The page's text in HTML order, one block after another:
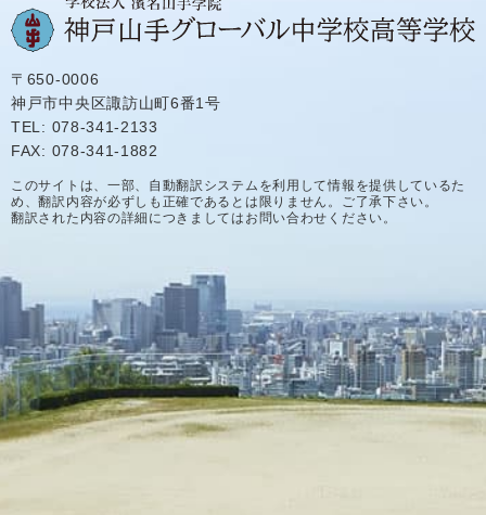
〒650-0006
神戸市中央区諏訪山町6番1号
TEL: 078-341-2133
FAX: 078-341-1882
このサイトは、一部、自動翻訳システムを利用して情報を提供しているた
め、翻訳内容が必ずしも正確であるとは限りません。ご了承下さい。
翻訳された内容の詳細につきましてはお問い合わせください。